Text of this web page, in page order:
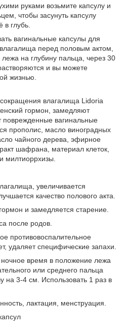
руками возьмите капсулу и
чтобы засунуть капсулу
в глубь.
вагинальные капсулы для
перед половым актом,
на глубину пальца, через 30
и вы можете
жизнью.
влагалища Lidoria
гормон, замедляют
поврежденные вагинальные
прополис, масло виноградных
чайного дерева, эфирное
шафрана, материал клеток,
милтиоррхизы.
увеличивается
качество полового акта.
и замедляется старение.
после родов.
противовоспалительное
удаляет специфические запахи.
время в положение лежа
или среднего пальца
на 3-4 см. Использовать 1 раз в
лактация, менструация.